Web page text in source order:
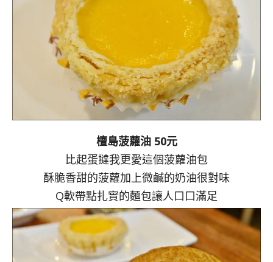
檀島菠蘿油 50元
比起蛋撻我更愛這個菠蘿油包
酥脆香甜的菠蘿加上微鹹的奶油很對味
Q軟帶點扎實的麵包讓人口口滿足